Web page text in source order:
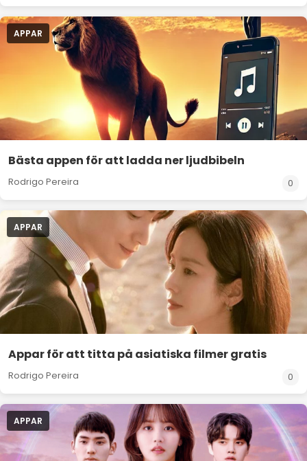
APPAR
Bästa appen för att ladda ner ljudbibeln
Rodrigo Pereira 0
APPAR
Appar för att titta på asiatiska filmer gratis
Rodrigo Pereira 0
APPAR